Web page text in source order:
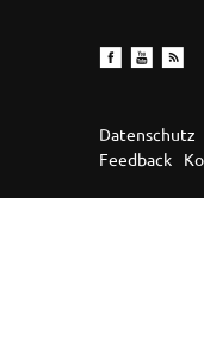
Datenschutz
Feedback